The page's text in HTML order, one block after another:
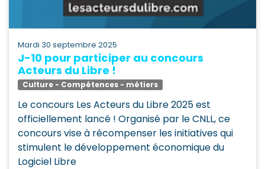
mardi 30 septembre 2025
J-10 pour participer au concours
Acteurs du Libre !
Culture - Compétences - métiers
Le concours Les Acteurs du Libre 2025 est
officiellement lancé ! Organisé par le CNLL, ce
concours vise à récompenser les initiatives qui
stimulent le développement économique du
Logiciel Libre